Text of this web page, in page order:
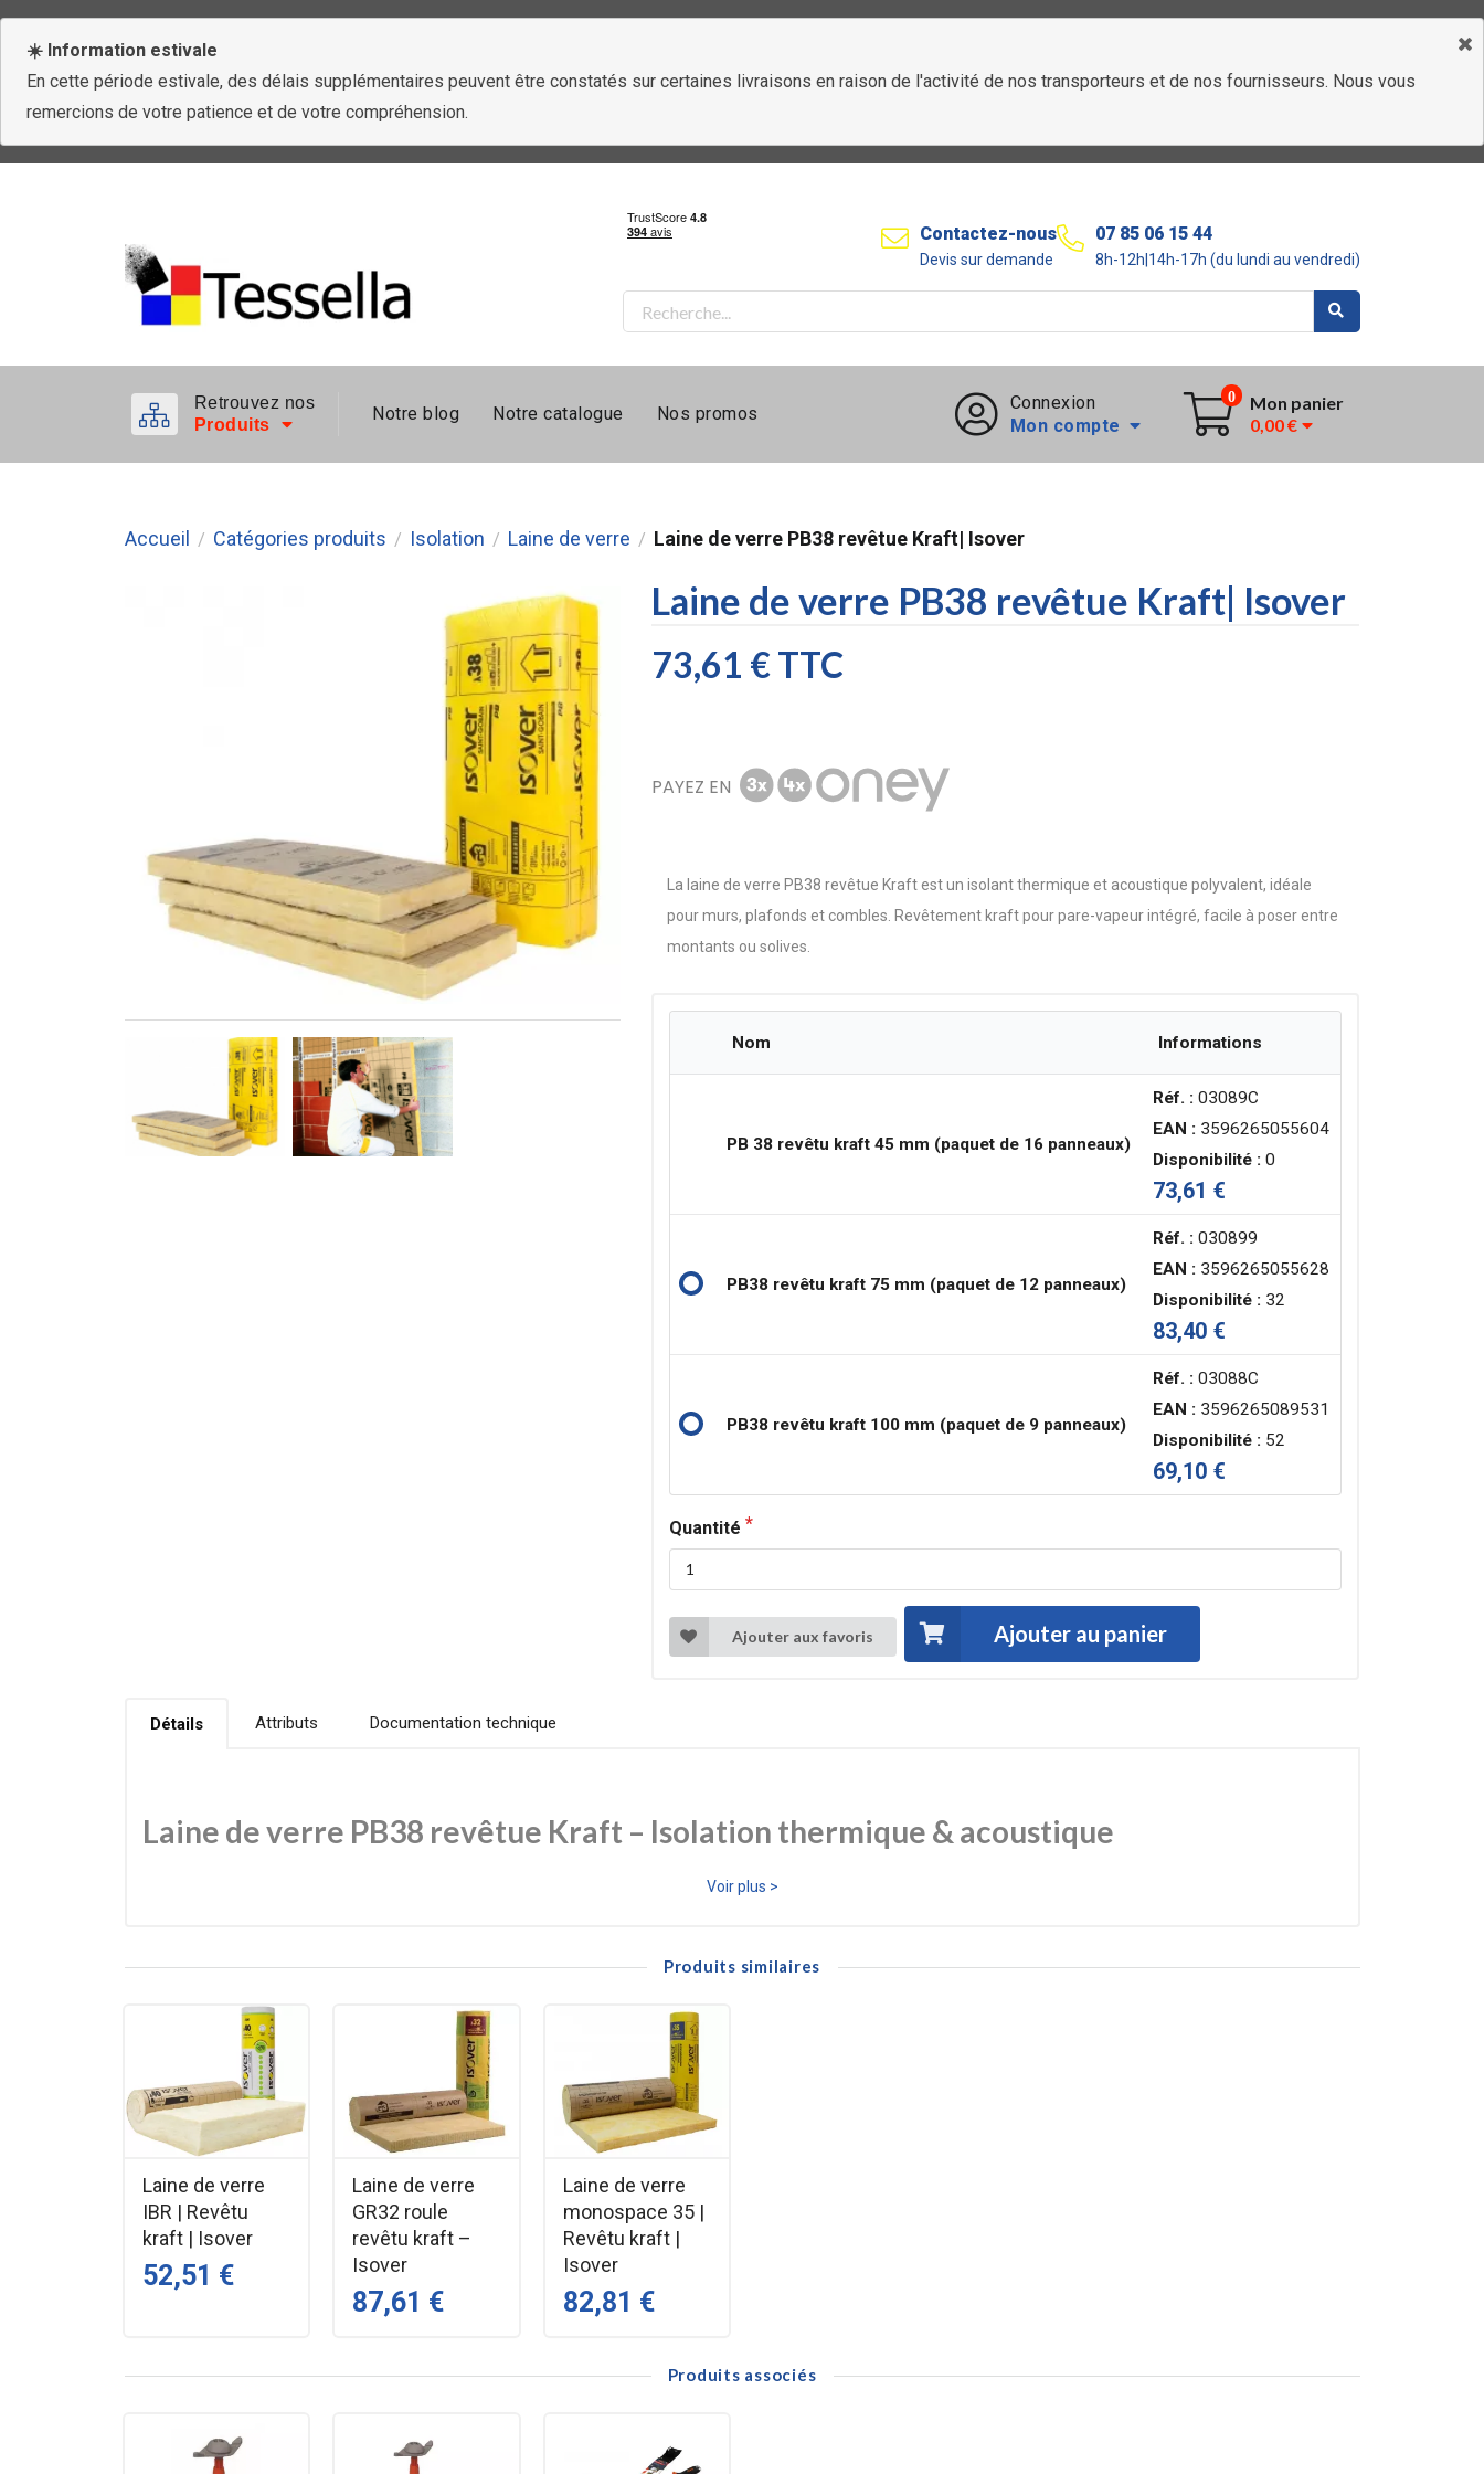
☀️ Information estivale
En cette période estivale, des délais supplémentaires peuvent être constatés sur certaines livraisons en raison de l'activité de nos transporteurs et de nos fournisseurs. Nous vous
remercions de votre patience et de votre compréhension.
Contactez-nous
Devis sur demande
07 85 06 15 44
8h-12h|14h-17h (du lundi au vendredi)
Retrouvez nos
Produits
Notre blog Notre catalogue Nos promos
Connexion
Mon compte
0
Mon panier
0,00 €
Accueil / Catégories produits / Isolation / Laine de verre / Laine de verre PB38 revêtue Kraft| Isover
Laine de verre PB38 revêtue Kraft| Isover
73,61 €TTC
PAYEZ EN
La laine de verre PB38 revêtue Kraft est un isolant thermique et acoustique polyvalent, idéale
pour murs, plafonds et combles. Revêtement kraft pour pare-vapeur intégré, facile à poser entre
montants ou solives.
Nom Informations
PB 38 revêtu kraft 45 mm (paquet de 16 panneaux)
Réf. : 03089C
EAN : 3596265055604
Disponibilité : 0
73,61 €
PB38 revêtu kraft 75 mm (paquet de 12 panneaux)
Réf. : 030899
EAN : 3596265055628
Disponibilité : 32
83,40 €
PB38 revêtu kraft 100 mm (paquet de 9 panneaux)
Réf. : 03088C
EAN : 3596265089531
Disponibilité : 52
69,10 €
Quantité
Ajouter aux favoris Ajouter au panier
Détails Attributs Documentation technique
Laine de verre PB38 revêtue Kraft – Isolation thermique & acoustique
La laine de verre PB38 revêtue Kraft est un isolant minéral haute performance recommandée dans les projets de rénovation énergétique et construction neuve. Grâce à sa
conforme aux règles de ventilation. Facile à manipuler et à découper, la laine de verre PB38 est parfaitement adaptée pour une pose entre montants, solives ou chevrons,
dans les murs, plafonds, planchers ou comble aménagés.
Performante et légère, elle contribue à diminuer les déperditions thermiques et atténuer les bruits d’impact ou aériens. Sa composition incombustible constitue également
un plus de sécurité incendie dans les parois isolées.
Avantages clés
Excellente isolation thermique et acoustique
Revêtement kraft intégré jouant le rôle de pare-vapeur
Incombustible avec Euroclasse selon épaisseur
Découpe facile et rapide pour ajuster aux montants
Pose simple entre structures porteuses
Voir plus >
Produits similaires
Laine de verre
IBR | Revêtu
kraft | Isover
52,51 €
Laine de verre
GR32 roule
revêtu kraft –
Isover
87,61 €
Laine de verre
monospace 35 |
Revêtu kraft |
Isover
82,81 €
Produits associés